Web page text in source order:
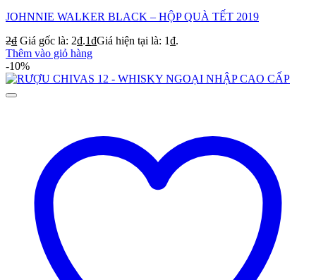
JOHNNIE WALKER BLACK – HỘP QUÀ TẾT 2019
2₫ Giá gốc là: 2₫.1₫Giá hiện tại là: 1₫.
Thêm vào giỏ hàng
-10%